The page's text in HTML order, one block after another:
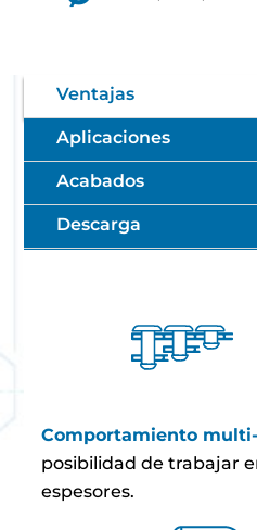
Ventajas
Aplicaciones
Acabados
Descarga
Comportamiento
posibilidad de trabajar
espesores.